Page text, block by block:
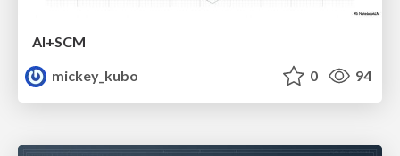
AI+SCM
mickey_kubo
0 94